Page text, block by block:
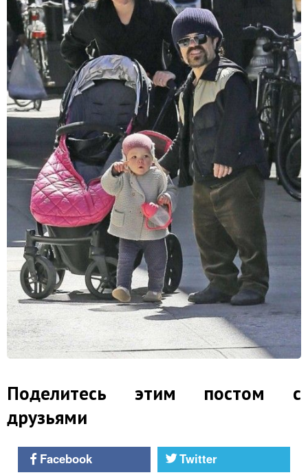
Поделитесь этим постом с
друзьями
Facebook
Twitter